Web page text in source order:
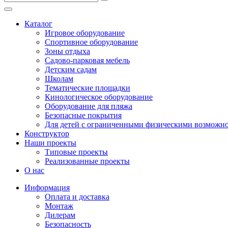
Безопасные покрытия
Игровые комплексы от 3 до 7 лет
Игровые комплексы от 5 до 12 лет
Горки
Игровые элементы
Качели балансирные
Качалки на пружине
Качели
Песочницы
Песочные городки
Детские столики и скамьи
Домики-беседки
Теневые навесы и сцены
Развивающие игровые элементы
ПДД для детей
Спортивное оборудование
Оборудование для пляжа
Безопасные покрытия
Для детей с ограниченными физическими
Каталог
Игровое оборудование
Спортивное оборудование
Зоны отдыха
Садово-парковая мебель
Детским садам
Школам
Тематические площадки
Кинологическое оборудование
Оборудование для пляжа
Безопасные покрытия
Для детей с ограниченными физическими
Конструктор
Наши проекты
Типовые проекты
Реализованные проекты
О нас
Информация
Оплата и доставка
Монтаж
Дилерам
Безопасность